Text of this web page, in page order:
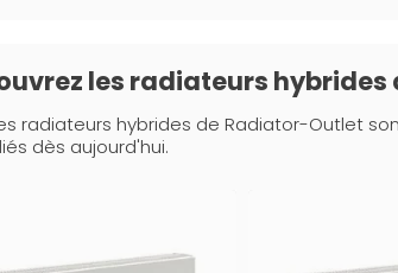
les radiateurs
radiateurs hybrides de Radiator-Outlet
dès aujourd'hui.